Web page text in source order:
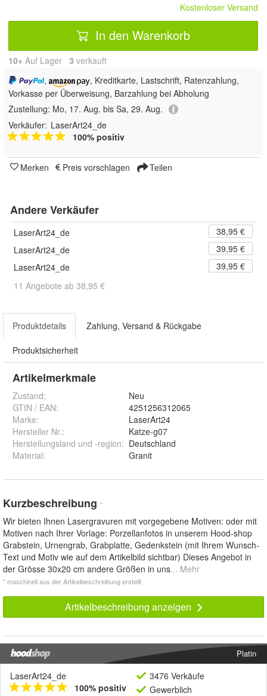
Kostenloser Versand
In den Warenkorb
10+ Auf Lager 3 verkauft
,
, Kreditkarte, Lastschrift, Ratenzahlung,
Vorkasse per Überweisung, Barzahlung bei Abholung
Zustellung: Mo, 17. Aug. bis Sa, 29. Aug.
Verkäufer: LaserArt24_de
100% positiv
Merken Preis vorschlagen Teilen
Andere Verkäufer
LaserArt24_de
38,95 €
LaserArt24_de
39,95 €
LaserArt24_de
39,95 €
11 Angebote ab 38,95 €
Produktdetails Zahlung, Versand & Rückgabe
Produktsicherheit
Artikelmerkmale
Zustand:
Neu
GTIN / EAN:
4251256312065
Marke:
LaserArt24
Hersteller Nr.:
Katze-g07
Herstellungsland und -region: Deutschland
Material: Granit
Kurzbeschreibung *
Wir bieten Ihnen Lasergravuren mit vorgegebene Motiven: oder mit
Motiven nach Ihrer Vorlage: Porzellanfotos in unserem Hood-shop
Grabstein, Urnengrab, Grabplatte, Gedenkstein (mit Ihrem Wunsch-
Text und Motiv wie auf dem Artikelbild sichtbar) Dieses Angebot in
der Grösse 30x20 cm andere Größen in uns... Mehr
* maschinell aus der Artikelbeschreibung erstellt
Artikelbeschreibung anzeigen
Platin
LaserArt24_de
100% positiv
3476 Verkäufe
Gewerblich